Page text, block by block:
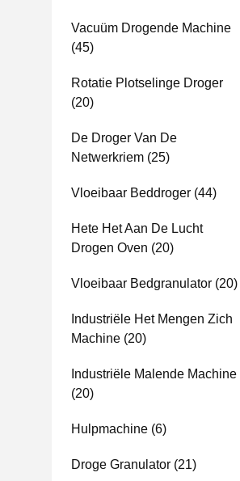
Vacuüm Drogende Machine
(45)
Rotatie Plotselinge Droger
(20)
De Droger Van De
Netwerkriem (25)
Vloeibaar Beddroger (44)
Hete Het Aan De Lucht
Drogen Oven (20)
Vloeibaar Bedgranulator (20)
Industriële Het Mengen Zich
Machine (20)
Industriële Malende Machine
(20)
Hulpmachine (6)
Droge Granulator (21)